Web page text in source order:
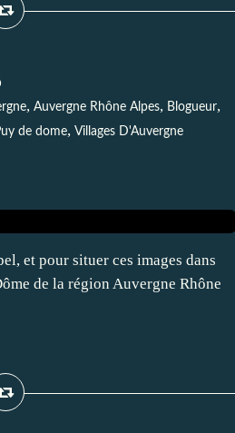
, Auvergne Rhône Alpes, Blogueur,
de dome, Villages D'Auvergne
et pour situer ces images dans
de la région Auvergne Rhône